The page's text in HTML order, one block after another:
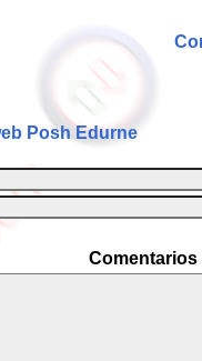
Posh Edurne
Comentarios